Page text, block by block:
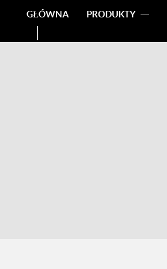
GŁÓWNA PRODUKTY